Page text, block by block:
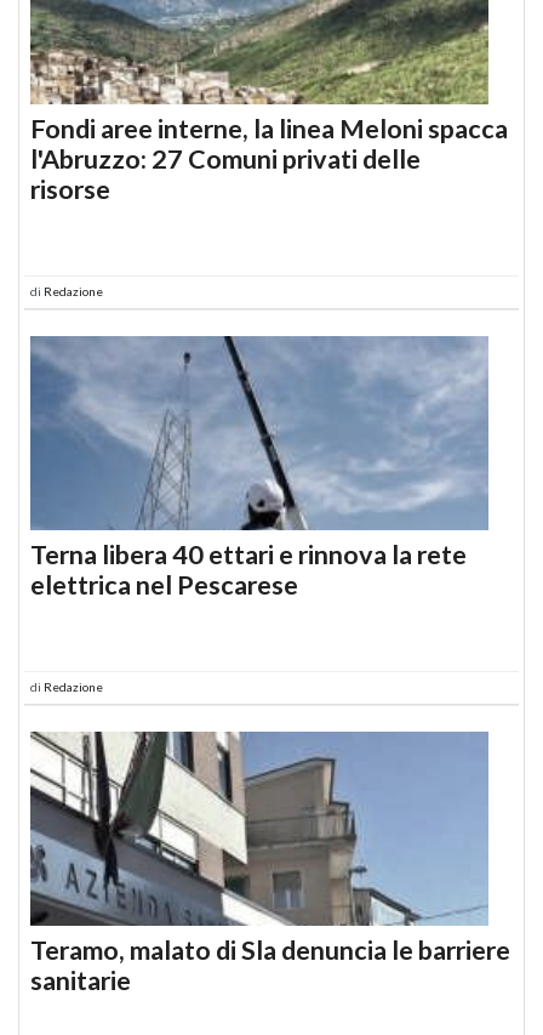
Fondi aree interne, la linea Meloni spacca
l'Abruzzo: 27 Comuni privati delle
risorse
di Redazione
Terna libera 40 ettari e rinnova la rete
elettrica nel Pescarese
di Redazione
Teramo, malato di Sla denuncia le barriere
sanitarie